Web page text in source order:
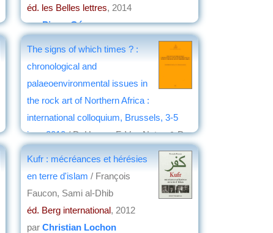
éd. les Belles lettres, 2014
parPierre Gény
The signs of which times ? :
chronological and
palaeoenvironmental issues in
the rock art of Northern Africa :
international colloquium, Brussels, 3-5
june 2010/ D. Huyge, F. Van Noten & D.
Kufr : mécréances et hérésies
en terre d'islam / François
Faucon, Sami al-Dhib
éd. Berg international, 2012
par Christian Lochon